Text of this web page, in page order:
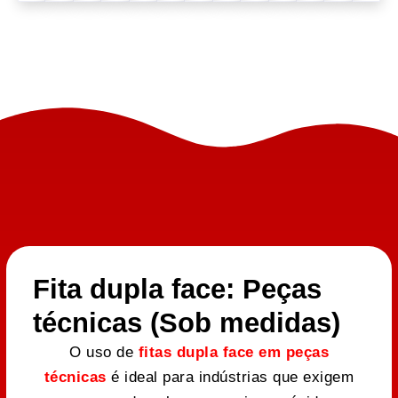
Fita dupla face: Peças
técnicas (Sob medidas)
O uso de fitas dupla face em peças
técnicas é ideal para indústrias que exigem